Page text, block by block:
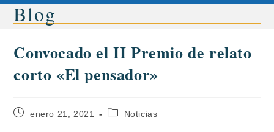
Blog
Convocado el II Premio de relato
corto «El pensador»
enero 21, 2021 Noticias